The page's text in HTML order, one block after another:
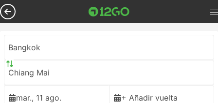
Bangkok
Chiang Mai
mar., 11 ago. + Añadir vuelta